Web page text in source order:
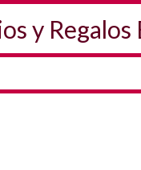
y Regalos